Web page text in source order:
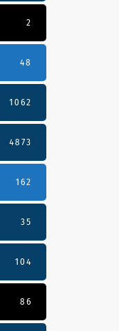
2
48
1062
4873
162
35
104
86